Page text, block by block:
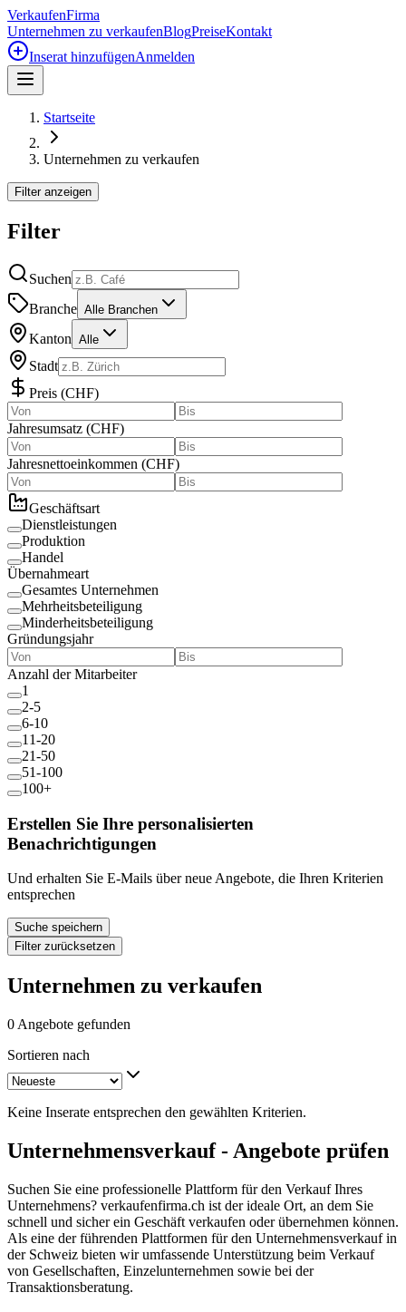
VerkaufenFirma
Unternehmen zu verkaufenBlogPreiseKontakt
Inserat hinzufügenAnmelden
Startseite
Unternehmen zu verkaufen
Filter anzeigen
Filter
Suchen
Branche Alle Branchen
Kanton Alle
Stadt
Preis (CHF)
Jahresumsatz (CHF)
Jahresnettoeinkommen (CHF)
Geschäftsart
Dienstleistungen
Produktion
Handel
Übernahmeart
Gesamtes Unternehmen
Mehrheitsbeteiligung
Minderheitsbeteiligung
Gründungsjahr
Anzahl der Mitarbeiter
1
2-5
6-10
11-20
21-50
51-100
100+
Erstellen Sie Ihre personalisierten
Benachrichtigungen
Und erhalten Sie E-Mails über neue Angebote, die Ihren Kriterien
entsprechen
Suche speichern
Filter zurücksetzen
Unternehmen zu verkaufen
0 Angebote gefunden
Sortieren nach
Keine Inserate entsprechen den gewählten Kriterien.
Unternehmensverkauf - Angebote prüfen
Suchen Sie eine professionelle Plattform für den Verkauf Ihres
Unternehmens? verkaufenfirma.ch ist der ideale Ort, an dem Sie
schnell und sicher ein Geschäft verkaufen oder übernehmen können.
Als eine der führenden Plattformen für den Unternehmensverkauf in
der Schweiz bieten wir umfassende Unterstützung beim Verkauf
von Gesellschaften, Einzelunternehmen sowie bei der
Transaktionsberatung.